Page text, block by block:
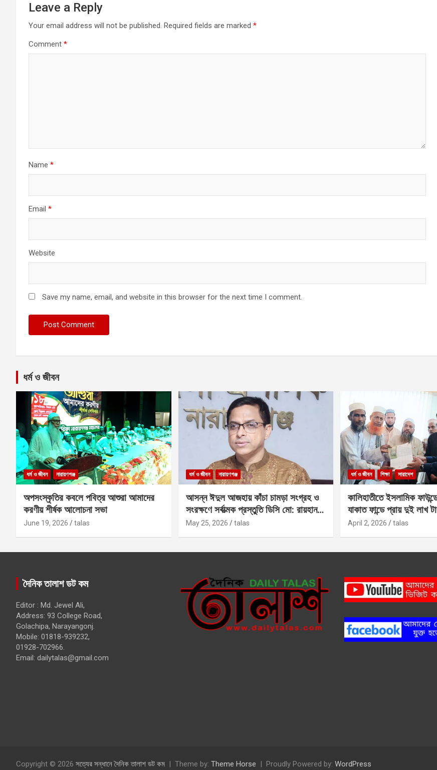
Leave a Reply
Your email address will not be published. Required fields are marked *
Comment *
Name *
Email *
Website
Save my name, email, and website in this browser for the next time I comment.
ধর্ম ও জীবন
ধর্ম ও জীবন নারায়ণগঞ্জ
অপসংস্কৃতির কবলে পবিত্র আশুরা আমাদের
করণীয় শীর্ষক আলোচনা সভা
June 19, 2026 talas
ধর্ম ও জীবন নারায়ণগঞ্জ
আসন্ন ঈদুল আজহায় কাঁচা চামড়া সংগ্রহ ও
সংরক্ষণে সর্বাত্মক প্রস্তুতি ডিসি মো: রায়হান
কবির
May 25, 2026 talas
ধর্ম ও জীবন শিক্ষা সারাদেশ
কালিহাতীতে ইসলামিক
যাকাত ফান্ডে প্রায় দুই লাখ
April 2, 2026 talas
দৈনিক তালাশ ডট কম
Editor : Md. Jewel Ali,
Address: 93 College Road,
Golachipa, Narayangonj.
Mobile: 01818-939232,
01928-702966.
Email: dailytalas@gmail.com
Copyright © 2026 সত্যের সন্ধানে দৈনিক তালাশ ডট কম Theme by: Theme Horse Proudly Powered by: WordPress